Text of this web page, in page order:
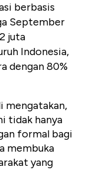
berbasis
September
juta
Indonesia,
dengan 80%
mengatakan,
tidak hanya
formal bagi
membuka
yang